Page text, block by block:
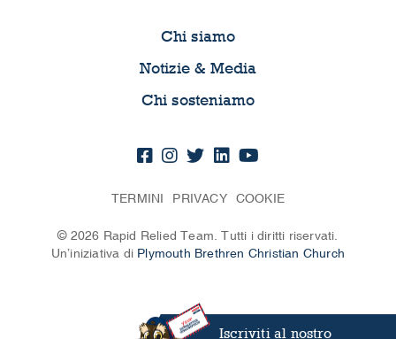
Chi siamo
Notizie & Media
Chi sosteniamo
TERMINI PRIVACY COOKIE
© 2026 Rapid Relied Team. Tutti i diritti riservati.
Un’iniziativa di Plymouth Brethren Christian Church
Iscriviti al nostro